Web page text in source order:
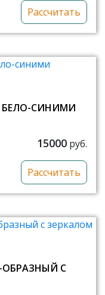
Рассчитать
БЕЛО-СИНИМИ
15000 руб.
Рассчитать
ОБРАЗНЫЙ С